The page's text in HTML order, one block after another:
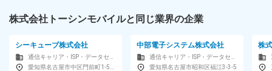
株式会社トーシンモバイルと同じ業界の企業
シーキューブ株式会社 中部電子システム株式会社
愛知県名古屋市昭和区福江3-3-5
株